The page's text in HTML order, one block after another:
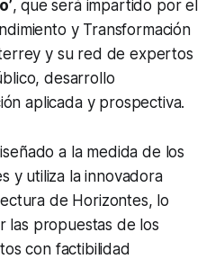
, que será impartido por el
y Transformación
y su red de expertos
desarrollo
aplicada y prospectiva.
a la medida de los
y utiliza la innovadora
de Horizontes, lo
las propuestas de los
con factibilidad